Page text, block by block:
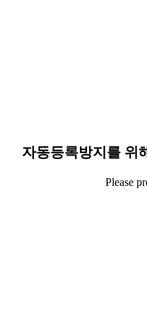
자동등록방지를 위
Please